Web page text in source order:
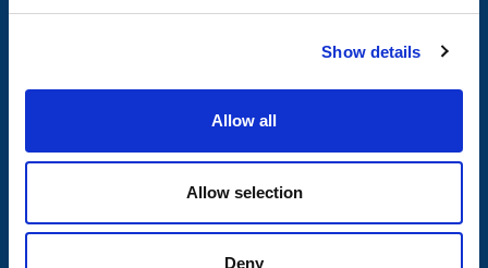
Show details
Allow all
Allow selection
Deny
Kontakt
Om Valeryd